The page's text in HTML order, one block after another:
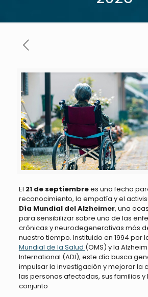
El 21 de septiembrees una fecha
reconocimiento, la empatía y el
Día Mundial del Alzheimer, una
para sensibilizar sobre una de las
crónicas y neurodegenerativas más
nuestro tiempo. Instituido en 1994 por
Mundial de la Salud (OMS) y la
International (ADI), este día busca
impulsar la investigación y mejorar la
las personas afectadas, sus familias
conjunto